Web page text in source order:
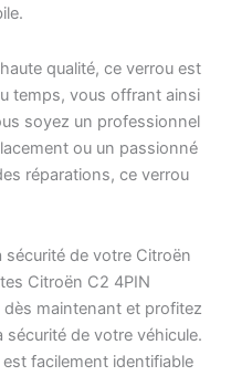
qualité, ce verrou est
temps, vous offrant ainsi
soyez un professionnel
ou un passionné
réparations, ce verrou
sécurité de votre Citroën
Citroën C2 4PIN
maintenant et profitez
sécurité de votre véhicule.
facilement identifiable